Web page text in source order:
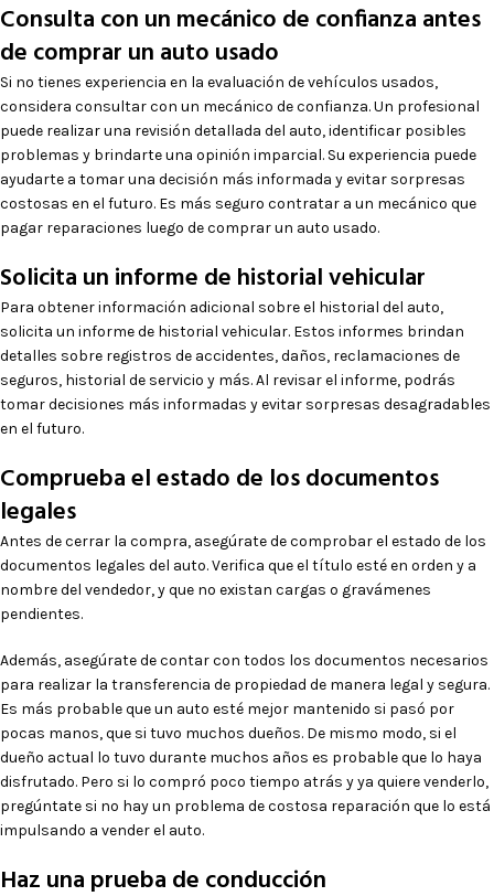
Consulta con un mecánico de confianza antes
de comprar un auto usado
Si no tienes experiencia en la evaluación de vehículos usados,
considera consultar con un mecánico de confianza. Un profesional
puede realizar una revisión detallada del auto, identificar posibles
problemas y brindarte una opinión imparcial. Su experiencia puede
ayudarte a tomar una decisión más informada y evitar sorpresas
costosas en el futuro. Es más seguro contratar a un mecánico que
pagar reparaciones luego de comprar un auto usado.
Solicita un informe de historial vehicular
Para obtener información adicional sobre el historial del auto,
solicita un informe de historial vehicular. Estos informes brindan
detalles sobre registros de accidentes, daños, reclamaciones de
seguros, historial de servicio y más. Al revisar el informe, podrás
tomar decisiones más informadas y evitar sorpresas desagradables
en el futuro.
Comprueba el estado de los documentos
legales
Antes de cerrar la compra, asegúrate de comprobar el estado de los
documentos legales del auto. Verifica que el título esté en orden y a
nombre del vendedor, y que no existan cargas o gravámenes
pendientes.
Además, asegúrate de contar con todos los documentos necesarios
para realizar la transferencia de propiedad de manera legal y segura.
Es más probable que un auto esté mejor mantenido si pasó por
pocas manos, que si tuvo muchos dueños. De mismo modo, si el
dueño actual lo tuvo durante muchos años es probable que lo haya
disfrutado. Pero si lo compró poco tiempo atrás y ya quiere venderlo,
pregúntate si no hay un problema de costosa reparación que lo está
impulsando a vender el auto.
Haz una prueba de conducción